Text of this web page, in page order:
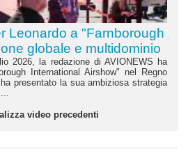
Leonardo a "Farnborough
globale e multidominio
2026, la redazione di AVIONEWS ha
International Airshow" nel Regno
presentato la sua ambiziosa strategia
video precedenti